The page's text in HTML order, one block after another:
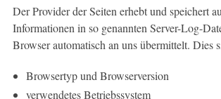
Der Provider der Seiten erhebt und speichert
Informationen in so genannten Server-Log-
Browser automatisch an uns übermittelt. Dies
Browsertyp und Browserversion
verwendetes Betriebssystem